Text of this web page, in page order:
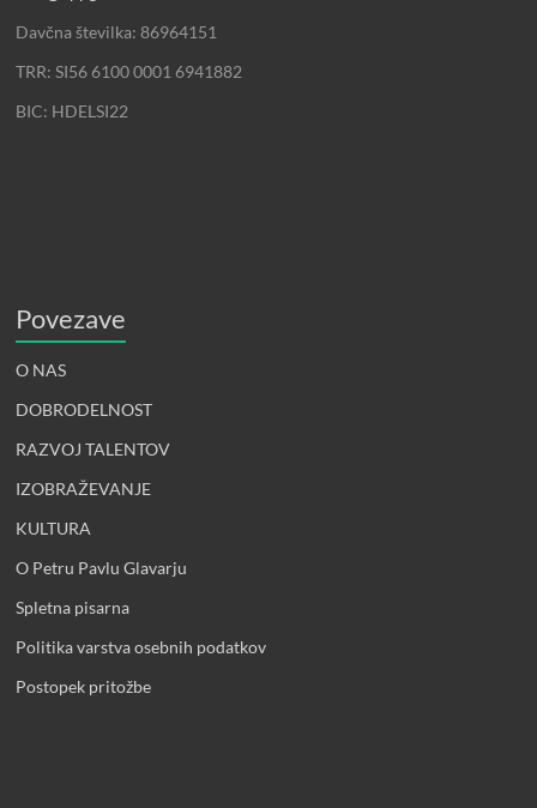
Davčna številka: 86964151
TRR: SI56 6100 0001 6941882
BIC: HDELSI22
Povezave
O NAS
DOBRODELNOST
RAZVOJ TALENTOV
IZOBRAŽEVANJE
KULTURA
O Petru Pavlu Glavarju
Spletna pisarna
Politika varstva osebnih podatkov
Postopek pritožbe